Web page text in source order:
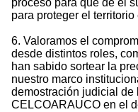
proceso para que de él
para proteger el
6. Valoramos el
desde distintos roles,
han sabido sortear la
nuestro marco
demostración judicial
CELCOARAUCO en el